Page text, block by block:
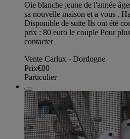
Oie blanche jeune de l'année
sa nouvelle maison et a vous .
Disponible de suite Ils ont été
prix : 80 euro le couple Pour
contacter
Vente Carlux - Dordogne
Prix€80
Particulier